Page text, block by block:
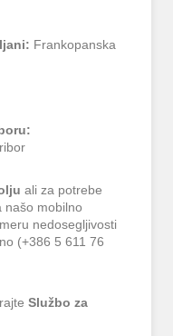
Frankopanska
ali za potrebe
našo mobilno
nedosegljivosti
(+386 5 611 76
Službo za